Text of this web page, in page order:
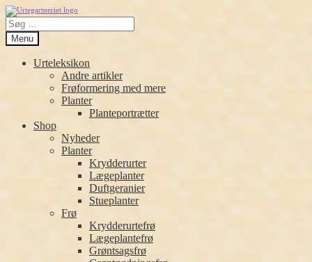
Spring
til
navigation
Spring
til
indhold
Søg
efter:
Menu
Urteleksikon
Andre artikler
Frøformering med mere
Planter
Planteportrætter
Shop
Nyheder
Planter
Krydderurter
Lægeplanter
Duftgeranier
Stueplanter
Frø
Krydderurtefrø
Lægeplantefrø
Grøntsagsfrø